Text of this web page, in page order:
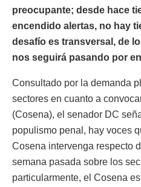
preocupante; desde hace
encendido alertas, no hay
desafío es transversal, de
nos seguirá pasando por
Consultado por la demanda
sectores en cuanto a
(Cosena), el senador DC
populismo penal, hay voces
Cosena intervenga respecto
semana pasada sobre los
particularmente, el Cosena